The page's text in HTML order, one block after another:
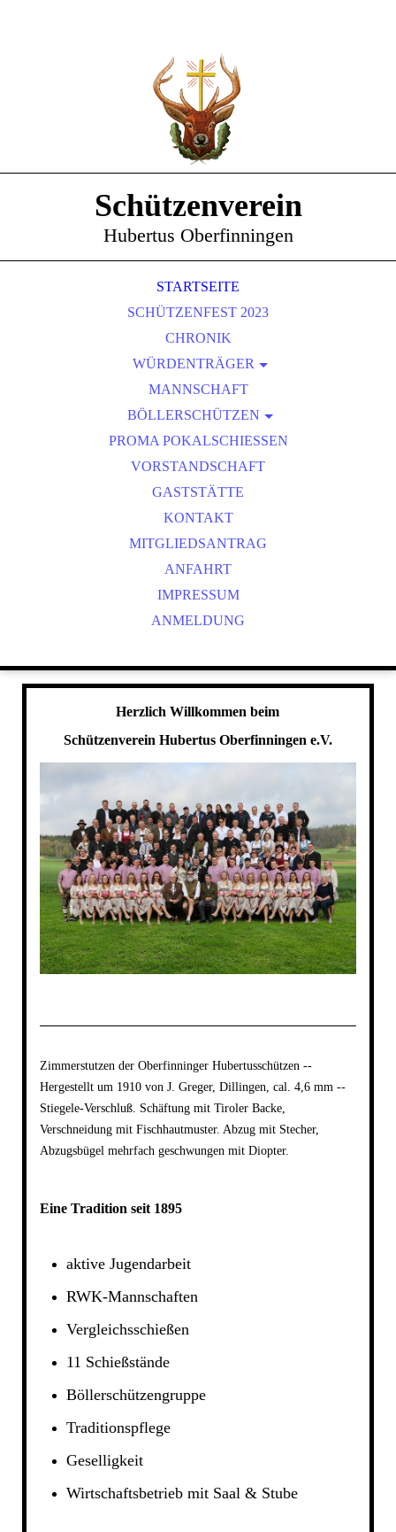
Schützenverein
Hubertus Oberfinningen
STARTSEITE
SCHÜTZENFEST 2023
CHRONIK
WÜRDENTRÄGER
SCHÜTZENKÖNIGE
VEREINSMEISTER
MANNSCHAFT
BÖLLERSCHÜTZEN
OKTOBERFEST & BÖLLERSCHIESSEN
BILDER HUBERTUSMESSE
VIDEO NEUJAHRSBÖLLERN
BILDER BÖLLER
PROMA POKALSCHIESSEN
VORSTANDSCHAFT
GASTSTÄTTE
KONTAKT
MITGLIEDSANTRAG
ANFAHRT
IMPRESSUM
ANMELDUNG
Herzlich Willkommen beim
Schützenverein Hubertus Oberfinningen e.V.
Zimmerstutzen der Oberfinninger Hubertusschützen --
Hergestellt um 1910 von J. Greger, Dillingen, cal. 4,6 mm --
Stiegele-Verschluß. Schäftung mit Tiroler Backe,
Verschneidung mit Fischhautmuster. Abzug mit Stecher,
Abzugsbügel mehrfach geschwungen mit Diopter.
Eine Tradition seit 1895
aktive Jugendarbeit
RWK-Mannschaften
Vergleichsschießen
11 Schießstände
Böllerschützengruppe
Traditionspflege
Geselligkeit
Wirtschaftsbetrieb mit Saal & Stube